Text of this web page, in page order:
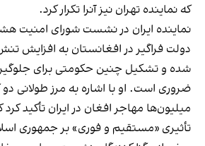
که نماینده تهران نیز آنرا تکرار کرد.
نماینده ایران در نشست شورای امنیت
دولت فراگیر در افغانستان به افزایش
شده و تشکیل چنین حکومتی برای
ضروری است. او با اشاره به مرز طولانی
میلیون‌ها مهاجر افغان در ایران تأکید
تأثیری «مستقیم و فوری» بر جمهوری